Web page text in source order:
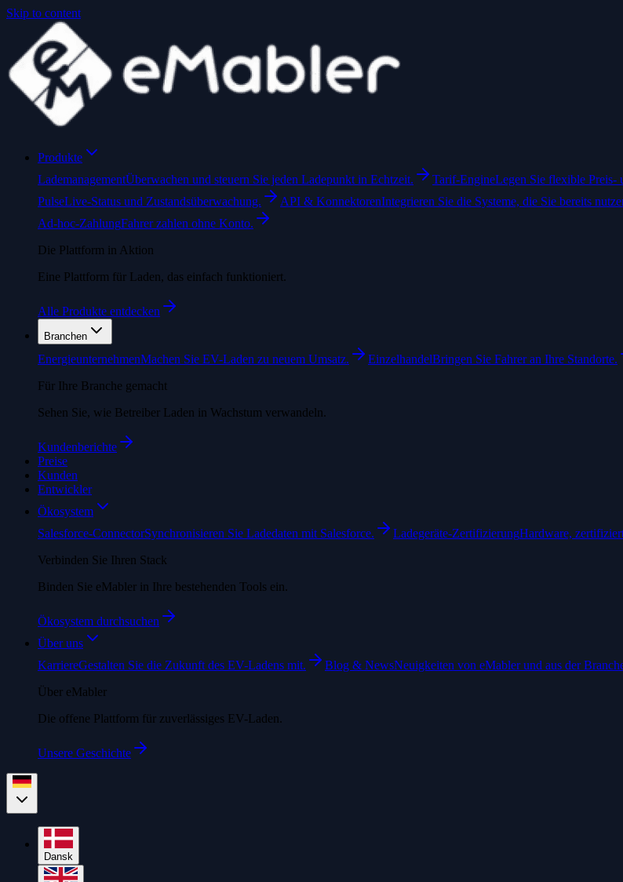
Skip to content
Produkte
LademanagementÜberwachen und steuern Sie jeden Ladepunkt in Echtzeit. Tarif-EngineLegen Sie flexible Preis-
PulseLive-Status und Zustandsüberwachung. API & KonnektorenIntegrieren Sie die Systeme, die Sie bereits
Ad-hoc-ZahlungFahrer zahlen ohne Konto.
Die Plattform in Aktion
Eine Plattform für Laden, das einfach funktioniert.
Alle Produkte entdecken
Branchen
EnergieunternehmenMachen Sie EV-Laden zu neuem Umsatz. EinzelhandelBringen Sie Fahrer an Ihre Standorte.
Für Ihre Branche gemacht
Sehen Sie, wie Betreiber Laden in Wachstum verwandeln.
Kundenberichte
Preise
Kunden
Entwickler
Ökosystem
Salesforce-ConnectorSynchronisieren Sie Ladedaten mit Salesforce. Ladegeräte-ZertifizierungHardware,
Verbinden Sie Ihren Stack
Binden Sie eMabler in Ihre bestehenden Tools ein.
Ökosystem durchsuchen
Über uns
KarriereGestalten Sie die Zukunft des EV-Ladens mit. Blog & NewsNeuigkeiten von eMabler und aus der
Über eMabler
Die offene Plattform für zuverlässiges EV-Laden.
Unsere Geschichte
Dansk